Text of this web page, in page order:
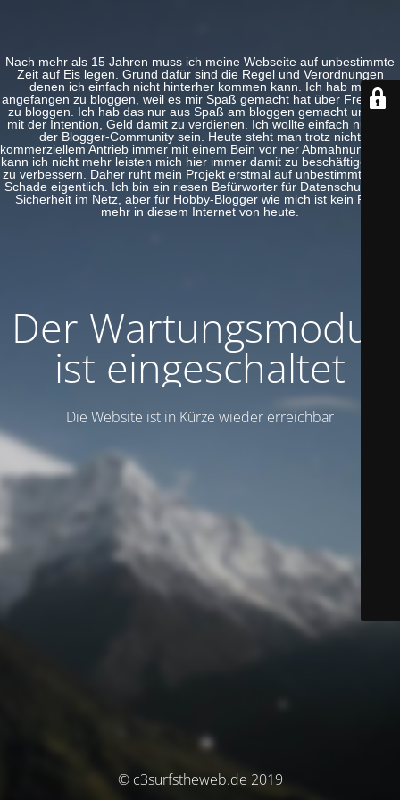
Nach mehr als 15 Jahren muss ich meine Webseite auf unbestimmte
Zeit auf Eis legen. Grund dafür sind die Regel und Verordnungen
denen ich einfach nicht hinterher kommen kann. Ich hab mal
angefangen zu bloggen, weil es mir Spaß gemacht hat über Freeware
zu bloggen. Ich hab das nur aus Spaß am bloggen gemacht und nie
mit der Intention, Geld damit zu verdienen. Ich wollte einfach nur Teil
der Blogger-Community sein. Heute steht man trotz nicht
kommerziellem Antrieb immer mit einem Bein vor ner Abmahnung. Das
kann ich nicht mehr leisten mich hier immer damit zu beschäftigen und
zu verbessern. Daher ruht mein Projekt erstmal auf unbestimmte Zeit.
Schade eigentlich. Ich bin ein riesen Befürworter für Datenschutz und
Sicherheit im Netz, aber für Hobby-Blogger wie mich ist kein Platz
mehr in diesem Internet von heute.
Der Wartungsmodus
ist eingeschaltet
Die Website ist in Kürze wieder erreichbar
© c3surfstheweb.de 2019